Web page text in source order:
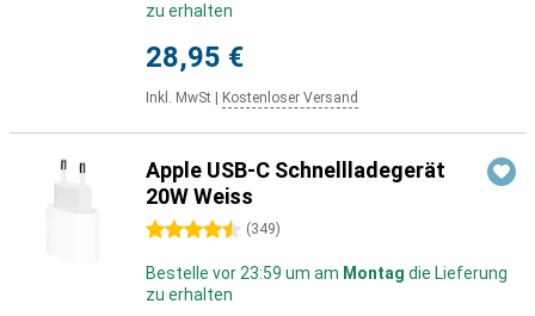
zu erhalten
28,95 €
Inkl. MwSt Kostenloser Versand
Apple USB-C Schnellladegerät
20W Weiss
4.5 Sterne (349)
Bestelle vor 23:59 um am Montag die Lieferung
zu erhalten